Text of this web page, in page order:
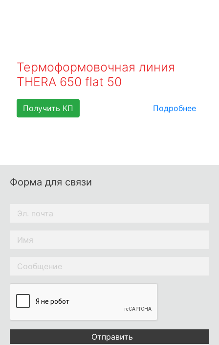
Термоформовочная линия
THERA 650 flat 50
Получить КП Подробнее
Форма для связи
Отправить